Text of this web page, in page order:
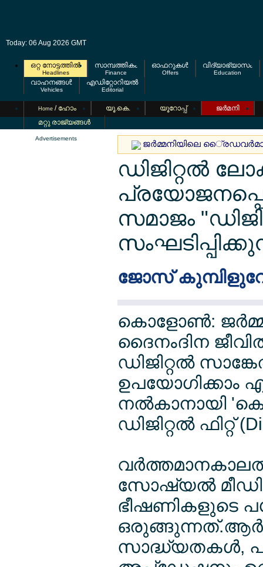
Today: 06 Aug 2026 GMT
ഒറ്റ നോട്ടത്തില്‍
Headlines
സാമ്പത്തികം
Finance
ഓഫറുകള്‍
Offers
വിദ്യാഭ്യാസം
Education
വാഹനങ്ങള്‍
Vehicles
എഡിറ്റോറിയല്‍
Editorial
Home / ഹോം യൂ.കെ. യൂറോപ്പ്
ജര്‍മനി
മറ്റു രാജ്യങ്ങള്‍
Advertisements
ജര്‍മ്മനിയിലെ
ഡിജിറ്റല്‍
സമാജം
ജോസ്
കൊളോണ്‍:
ദൈനംദിന
ഡിജിറ്റല്‍
ഉപയോഗിക്കാം
നല്‍കാനായി
ഡിജിറ്റല്‍ ഫിറ്റ്
സോഷ്യല്‍
ഭീഷണികളുടെ
സാദ്ധ്യതകള്‍,